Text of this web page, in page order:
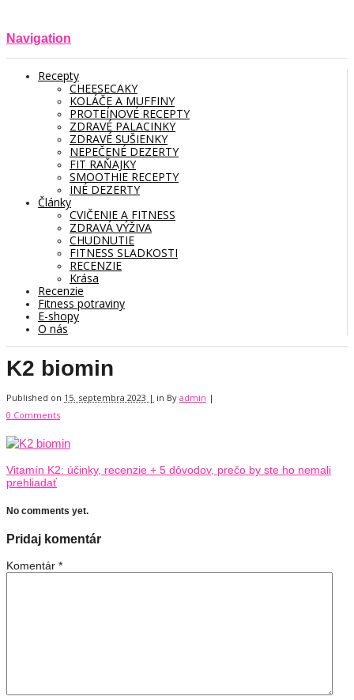
Navigation
Recepty
CHEESECAKY
KOLÁČE A MUFFINY
PROTEÍNOVÉ RECEPTY
ZDRAVÉ PALACINKY
ZDRAVÉ SUŠIENKY
NEPEČENÉ DEZERTY
FIT RAŇAJKY
SMOOTHIE RECEPTY
INÉ DEZERTY
Články
CVIČENIE A FITNESS
ZDRAVÁ VÝŽIVA
CHUDNUTIE
FITNESS SLADKOSTI
RECENZIE
Krása
Recenzie
Fitness potraviny
E-shopy
O nás
K2 biomin
Published on 15. septembra 2023 | in By admin |
0 Comments
Vitamín K2: účinky, recenzie + 5 dôvodov, prečo by ste ho nemali
prehliadať
No comments yet.
Pridaj komentár
Komentár *